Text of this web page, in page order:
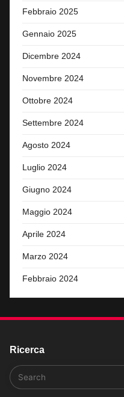
Febbraio 2025
Gennaio 2025
Dicembre 2024
Novembre 2024
Ottobre 2024
Settembre 2024
Agosto 2024
Luglio 2024
Giugno 2024
Maggio 2024
Aprile 2024
Marzo 2024
Febbraio 2024
Ricerca